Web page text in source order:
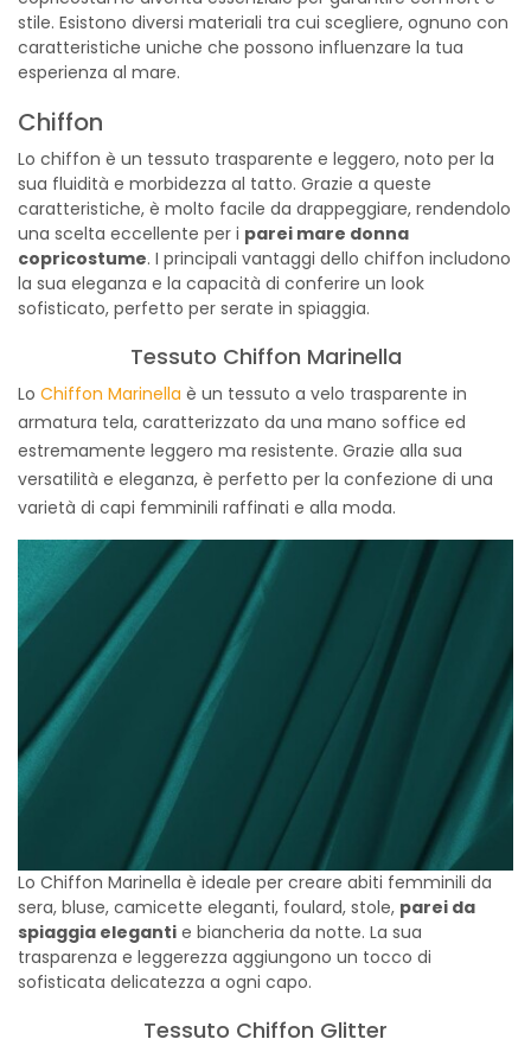
stile. Esistono diversi materiali tra cui scegliere, ognuno con
caratteristiche uniche che possono influenzare la tua
esperienza al mare.
Chiffon
Lo chiffon è un tessuto trasparente e leggero, noto per la
sua fluidità e morbidezza al tatto. Grazie a queste
caratteristiche, è molto facile da drappeggiare, rendendolo
una scelta eccellente per i parei mare donna
copricostume. I principali vantaggi dello chiffon includono
la sua eleganza e la capacità di conferire un look
sofisticato, perfetto per serate in spiaggia.
Tessuto Chiffon Marinella
Lo Chiffon Marinella è un tessuto a velo trasparente in
armatura tela, caratterizzato da una mano soffice ed
estremamente leggero ma resistente. Grazie alla sua
versatilità e eleganza, è perfetto per la confezione di una
varietà di capi femminili raffinati e alla moda.
Lo Chiffon Marinella è ideale per creare abiti femminili da
sera, bluse, camicette eleganti, foulard, stole, parei da
spiaggia eleganti e biancheria da notte. La sua
trasparenza e leggerezza aggiungono un tocco di
sofisticata delicatezza a ogni capo.
Tessuto Chiffon Glitter